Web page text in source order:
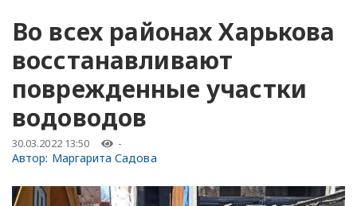
Во всех районах Харькова
восстанавливают
поврежденные участки
водоводов
30.03.2022 13:50 -
Автор: Маргарита Садова